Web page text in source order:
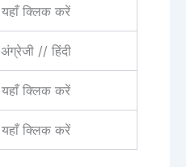
यहाँ क्लिक करें
अंग्रेजी // हिंदी
यहाँ क्लिक करें
यहाँ क्लिक करें